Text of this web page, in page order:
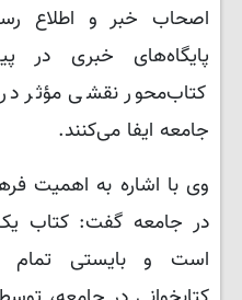
اصحاب خبر و اطلاع
پایگاه‌های خبری در
کتاب‌محور نقشی مؤثر در
جامعه ایفا می‌کنند.
وی با اشاره به اهمیت
در جامعه گفت: کتاب یک
است و بایستی تمام